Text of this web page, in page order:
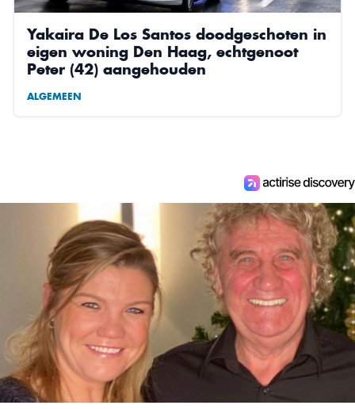
Yakaira De Los Santos doodgeschoten in
eigen woning Den Haag, echtgenoot
Peter (42) aangehouden
ALGEMEEN